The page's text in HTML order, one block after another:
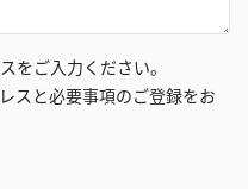
をご入力ください。
スと必要事項のご登録をお